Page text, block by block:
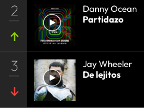
2
Danny Ocean
Partidazo
3
Jay Wheeler
De lejitos